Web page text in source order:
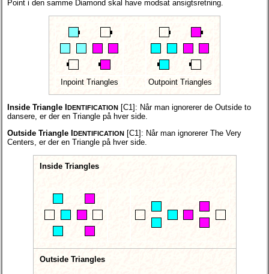
Point i den samme Diamond skal have modsat ansigtsretning.
Inpoint Triangles Outpoint Triangles
Inside Triangle I DENTIFICATION [C1]: Når man ignorerer de Outside to
dansere, er der en Triangle på hver side.
Outside Triangle I
DENTIFICATION [C1]: Når man ignorerer The Very
Centers, er der en Triangle på hver side.
Inside Triangles
Outside Triangles